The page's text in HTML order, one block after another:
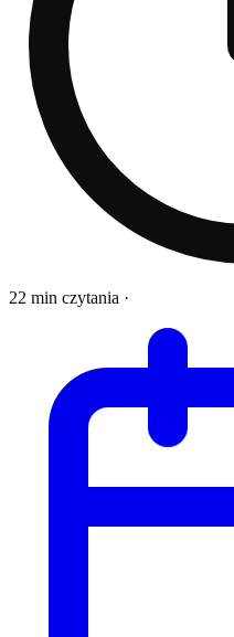
22 min czytania ·